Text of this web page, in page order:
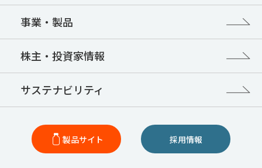
製品サイト 採用情報
事業・製品
株主・投資家情報
サステナビリティ